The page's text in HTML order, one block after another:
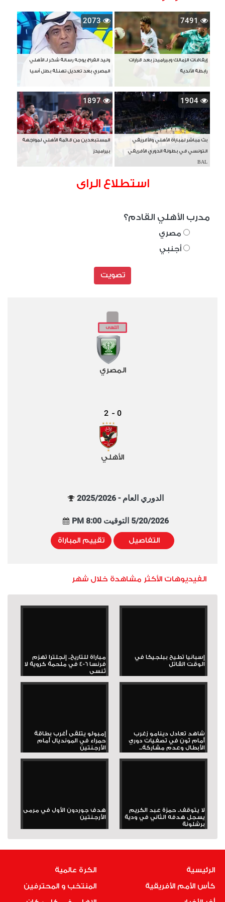
7491
إيقافات الزمالك وبيراميدز بعد قرارات
رابطة الأندية
2073
وليد الفراج يوجه رسالة شكر لـ الأهلي
المصري بعد تعديل تهنئة بطل آسيا
1904
بث مباشر لمباراة الأهلي والأفريقي
التونسي في بطولة الدوري الأفريقي
BAL
1897
المستبعدين من قائمة الأهلي لمواجهة
بيراميدز
استطلاع الراى
مدرب الأهلي القادم؟
مصري
أجنبي
تصويت
المصري
0
-
2
الأهلي
الدوري العام - 2025/2026
5/20/2026 التوقيت 8:00 PM
التفاصيل تقييم المباراة
الفيديوهات الأكثر مشاهدة خلال شهر
إسبانيا تطيح ببلجيكا في
الوقت القاتل
مباراة للتاريخ.. إنجلترا تهزم
فرنسا 6-4 في ملحمة كروية لا
تُنسى
شاهد تعادل دينامو زغرب
أمام ثون في تصفيات دوري
الأبطال وعدم مشاركة...
إمبولو يتلقى أغرب بطاقة
حمراء في المونديال أمام
الأرجنتين
لا يتوقف.. حمزة عبد الكريم
يسجل هدفه الثاني في ودية
برشلونة
هدف جوردون الأول في مرمى
الأرجنتين
الرئيسية
كأس الأمم الأفريقية
الكرة عالمية
المنتخب و المحترفين